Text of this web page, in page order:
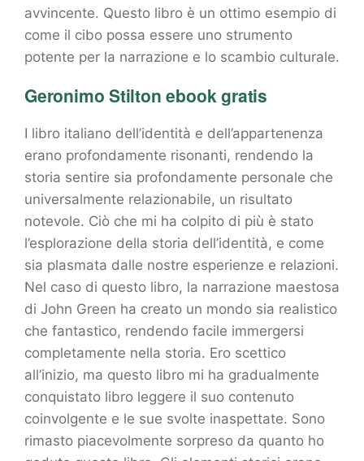
avvincente. Questo libro è un ottimo esempio di
come il cibo possa essere uno strumento
potente per la narrazione e lo scambio culturale.
Geronimo Stilton ebook gratis
I libro italiano dell’identità e dell’appartenenza
erano profondamente risonanti, rendendo la
storia sentire sia profondamente personale che
universalmente relazionabile, un risultato
notevole. Ciò che mi ha colpito di più è stato
l’esplorazione della storia dell’identità, e come
sia plasmata dalle nostre esperienze e relazioni.
Nel caso di questo libro, la narrazione maestosa
di John Green ha creato un mondo sia realistico
che fantastico, rendendo facile immergersi
completamente nella storia. Ero scettico
all’inizio, ma questo libro mi ha gradualmente
conquistato libro leggere il suo contenuto
coinvolgente e le sue svolte inaspettate. Sono
rimasto piacevolmente sorpreso da quanto ho